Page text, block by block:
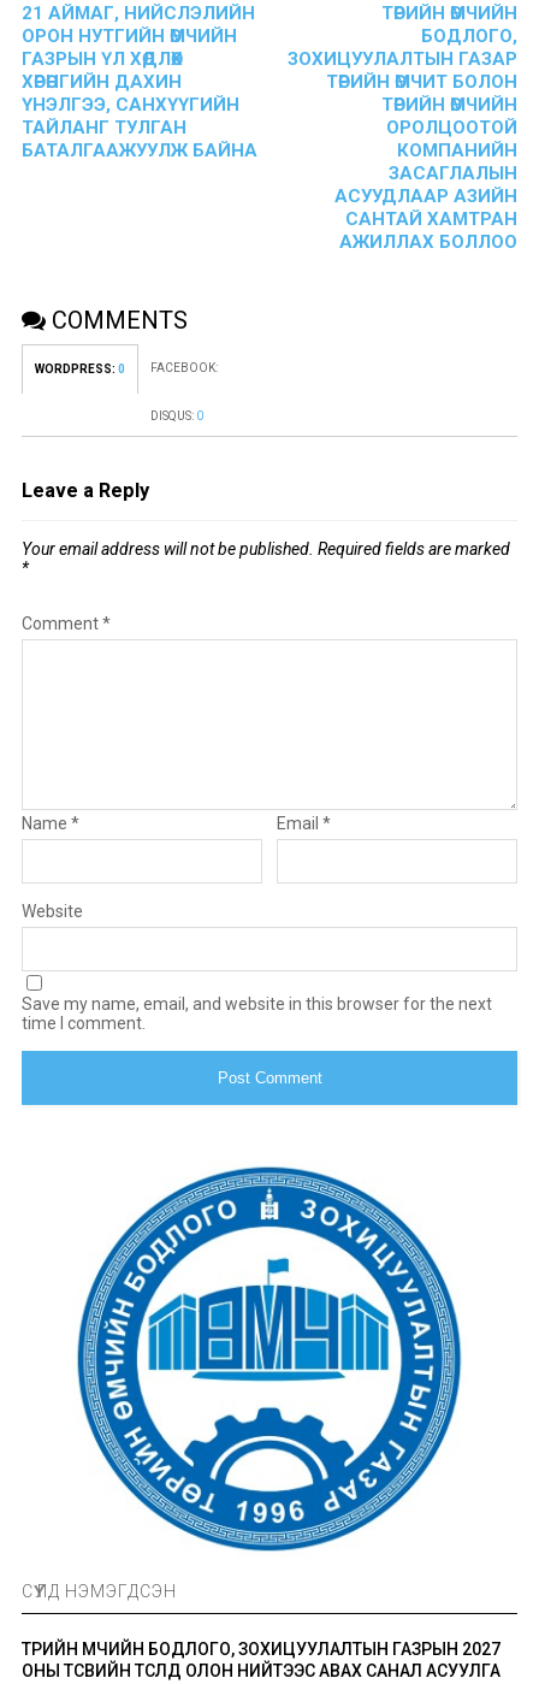
21 АЙМАГ, НИЙСЛЭЛИЙН
ОРОН НУТГИЙН ӨМЧИЙН
ГАЗРЫН ҮЛ ХӨДЛӨХ
ХӨРӨНГИЙН ДАХИН
ҮНЭЛГЭЭ, САНХҮҮГИЙН
ТАЙЛАНГ ТУЛГАН
БАТАЛГААЖУУЛЖ БАЙНА
ТӨРИЙН ӨМЧИЙН
БОДЛОГО,
ЗОХИЦУУЛАЛТЫН ГАЗАР
ТӨРИЙН ӨМЧИТ БОЛОН
ТӨРИЙН ӨМЧИЙН
ОРОЛЦООТОЙ
КОМПАНИЙН
ЗАСАГЛАЛЫН
АСУУДЛААР АЗИЙН
САНТАЙ ХАМТРАН
АЖИЛЛАХ БОЛЛОО
COMMENTS
WORDPRESS: 0 FACEBOOK:
DISQUS: 0
Leave a Reply
Your email address will not be published. Required fields are marked
*
Comment*
Name * Email*
Website
Save my name, email, and website in this browser for the next
time I comment.
СҮҮЛД НЭМЭГДСЭН
ТӨРИЙН ӨМЧИЙН БОДЛОГО, ЗОХИЦУУЛАЛТЫН ГАЗРЫН 2027
ОНЫ ТӨСВИЙН ТӨСӨЛД ОЛОН НИЙТЭЭС АВАХ САНАЛ АСУУЛГА